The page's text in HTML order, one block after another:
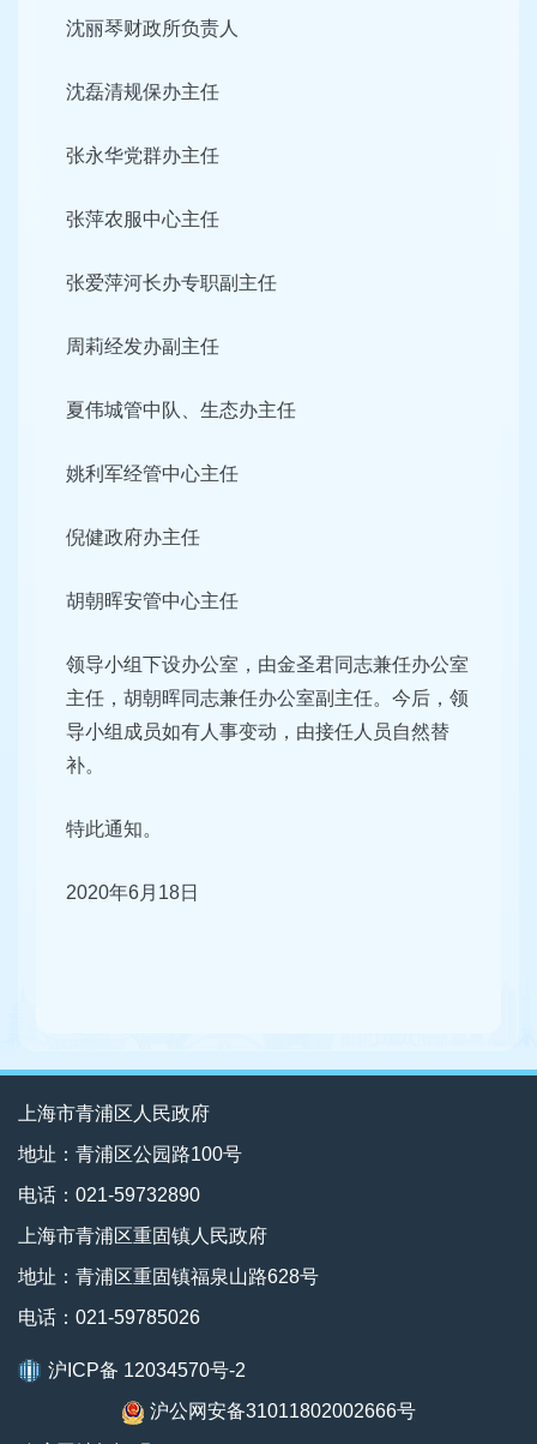
沈丽琴财政所负责人
沈磊清规保办主任
张永华党群办主任
张萍农服中心主任
张爱萍河长办专职副主任
周莉经发办副主任
夏伟城管中队、生态办主任
姚利军经管中心主任
倪健政府办主任
胡朝晖安管中心主任
领导小组下设办公室，由金圣君同志兼任办公室
主任，胡朝晖同志兼任办公室副主任。今后，领
导小组成员如有人事变动，由接任人员自然替
补。
特此通知。
2020年6月18日
上海市青浦区人民政府
地址：青浦区公园路100号
电话：021-59732890
上海市青浦区重固镇人民政府
地址：青浦区重固镇福泉山路628号
电话：021-59785026
沪ICP备 12034570号-2
沪公网安备31011802002666号